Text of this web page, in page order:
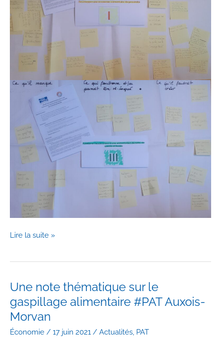
Lancement
du
Alimentaire
Territorial
Lire la suite »
Une note thématique sur le
gaspillage alimentaire #PAT Auxois-
Morvan
Économie / 17 juin 2021 / Actualités PAT